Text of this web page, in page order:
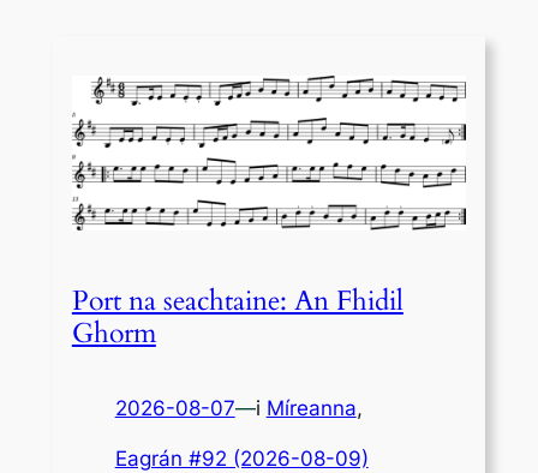
Port na seachtaine: An Fhidil
Ghorm
2026-08-07—i Míreanna,
Eagrán #92 (2026-08-09)